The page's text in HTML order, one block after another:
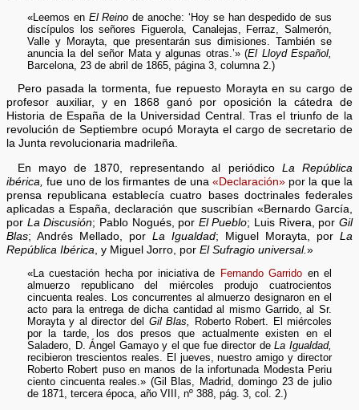
«Leemos en El Reino de anoche: ‘Hoy se han despedido de sus
discípulos los señores Figuerola, Canalejas, Ferraz, Salmerón,
Valle y Morayta, que presentarán sus dimisiones. También se
anuncia la del señor Mata y algunas otras.’» (El Lloyd Español,
Barcelona, 23 de abril de 1865, página 3, columna 2.)
Pero pasada la tormenta, fue repuesto Morayta en su cargo de
profesor auxiliar, y en 1868 ganó por oposición la cátedra de
Historia de España de la Universidad Central. Tras el triunfo de la
revolución de Septiembre ocupó Morayta el cargo de secretario de
la Junta revolucionaria madrileña.
En mayo de 1870, representando al periódico La República
ibérica, fue uno de los firmantes de una «Declaración»por la que la
prensa republicana establecía cuatro bases doctrinales federales
aplicadas a España, declaración que suscribían «Bernardo García,
por La Discusión; Pablo Nogués, por El Pueblo; Luis Rivera, por Gil
Blas; Andrés Mellado, porLa Igualdad; Miguel Morayta, por La
República Ibérica , y Miguel Jorro, porEl Sufragio universal.»
«La cuestación hecha por iniciativa de Fernando Garrido en el
almuerzo republicano del miércoles produjo cuatrocientos
cincuenta reales. Los concurrentes al almuerzo designaron en el
acto para la entrega de dicha cantidad al mismo Garrido, al Sr.
Morayta y al director del Gil Blas,
Roberto Robert. El miércoles
por la tarde, los dos presos que actualmente existen en el
Saladero, D. Ángel Gamayo y el que fue director deLa Igualdad,
recibieron trescientos reales. El jueves, nuestro amigo y director
Roberto Robert puso en manos de la infortunada Modesta Periu
ciento cincuenta reales.» (Gil Blas, Madrid, domingo 23 de julio
de 1871, tercera época, año VIII, nº 388, pág. 3, col. 2.)